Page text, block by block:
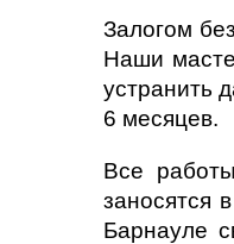
Залогом
Наши
устранить
6 месяцев.
Все
заносятся
Барнауле